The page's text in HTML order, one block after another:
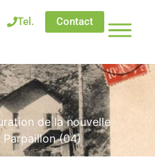
Tel. Contact
de la nouvelle
(04)